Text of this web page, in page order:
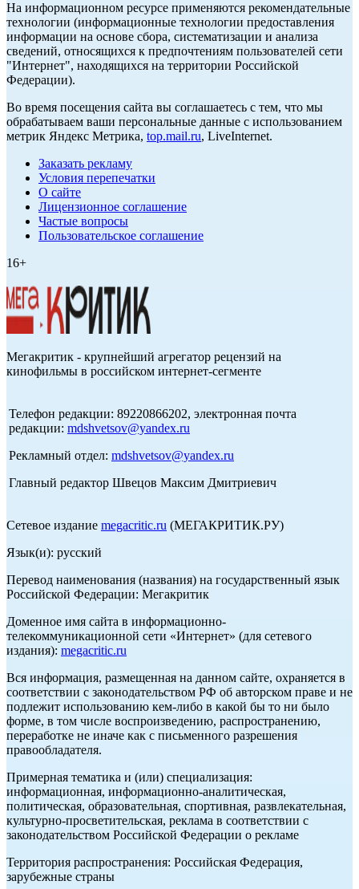
На информационном ресурсе применяются рекомендательные
технологии (информационные технологии предоставления
информации на основе сбора, систематизации и анализа
сведений, относящихся к предпочтениям пользователей сети
"Интернет", находящихся на территории Российской
Федерации).
Во время посещения сайта вы соглашаетесь с тем, что мы
обрабатываем ваши персональные данные с использованием
метрик Яндекс Метрика, top.mail.ru, LiveInternet.
Заказать рекламу
Условия перепечатки
О сайте
Лицензионное соглашение
Частые вопросы
Пользовательское соглашение
16+
Мегакритик - крупнейший агрегатор рецензий на
кинофильмы в российском интернет-сегменте
Телефон редакции: 89220866202, электронная почта
редакции: mdshvetsov@yandex.ru
Рекламный отдел: mdshvetsov@yandex.ru
Главный редактор Швецов Максим Дмитриевич
Сетевое издание megacritic.ru (МЕГАКРИТИК.РУ)
Язык(и): русский
Перевод наименования (названия) на государственный язык
Российской Федерации: Мегакритик
Доменное имя сайта в информационно-
телекоммуникационной сети «Интернет» (для сетевого
издания): megacritic.ru
Вся информация, размещенная на данном сайте, охраняется в
соответствии с законодательством РФ об авторском праве и не
подлежит использованию кем-либо в какой бы то ни было
форме, в том числе воспроизведению, распространению,
переработке не иначе как с письменного разрешения
правообладателя.
Примерная тематика и (или) специализация:
информационная, информационно-аналитическая,
политическая, образовательная, спортивная, развлекательная,
культурно-просветительская, реклама в соответствии с
законодательством Российской Федерации о рекламе
Территория распространения: Российская Федерация,
зарубежные страны